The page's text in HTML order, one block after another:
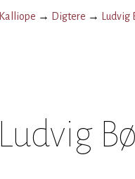
Kalliope → Digtere →
Ludvig